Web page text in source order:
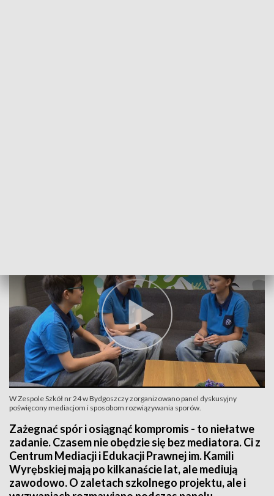
W Zespole Szkół nr 24 w Bydgoszczy zorganizowano panel dyskusyjny
poświęcony mediacjom i sposobom rozwiązywania sporów.
Zażegnać spór i osiągnąć kompromis - to niełatwe
zadanie. Czasem nie obędzie się bez mediatora. Ci z
Centrum Mediacji i Edukacji Prawnej im. Kamili
Wyrębskiej mają po kilkanaście lat, ale mediują
zawodowo. O zaletach szkolnego projektu, ale i